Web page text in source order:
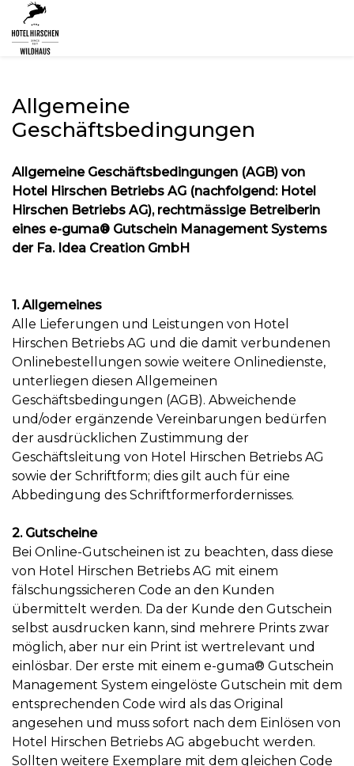
Allgemeine
Geschäftsbedingungen
Allgemeine Geschäftsbedingungen (AGB) von
Hotel Hirschen Betriebs AG (nachfolgend: Hotel
Hirschen Betriebs AG), rechtmässige Betreiberin
eines e-guma® Gutschein Management Systems
der Fa. Idea Creation GmbH
1. Allgemeines
Alle Lieferungen und Leistungen von Hotel
Hirschen Betriebs AG und die damit verbundenen
Onlinebestellungen sowie weitere Onlinedienste,
unterliegen diesen Allgemeinen
Geschäftsbedingungen (AGB). Abweichende
und/oder ergänzende Vereinbarungen bedürfen
der ausdrücklichen Zustimmung der
Geschäftsleitung von Hotel Hirschen Betriebs AG
sowie der Schriftform; dies gilt auch für eine
Abbedingung des Schriftformerfordernisses.
2. Gutscheine
Bei Online-Gutscheinen ist zu beachten, dass diese
von Hotel Hirschen Betriebs AG mit einem
fälschungssicheren Code an den Kunden
übermittelt werden. Da der Kunde den Gutschein
selbst ausdrucken kann, sind mehrere Prints zwar
möglich, aber nur ein Print ist wertrelevant und
einlösbar. Der erste mit einem e-guma® Gutschein
Management System eingelöste Gutschein mit dem
entsprechenden Code wird als das Original
angesehen und muss sofort nach dem Einlösen von
Hotel Hirschen Betriebs AG abgebucht werden.
Sollten weitere Exemplare mit dem gleichen Code